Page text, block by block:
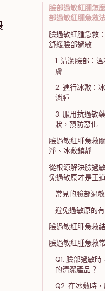
臉部過敏紅腫怎
部過敏紅腫急救
臉過敏紅腫急救
舒緩臉部過敏
1. 清潔臉部：
膚
2. 進行冰敷：
消腫
3. 服用抗過敏
狀，預防惡化
臉過敏紅腫急救
淨、冰敷鎮靜
從根源解決臉過
免過敏原才是王
常見的臉部過敏
避免過敏原的
臉過敏紅腫急救
臉過敏紅腫急救
Q1. 臉部過敏
的清潔產品？
Q2. 在冰敷時